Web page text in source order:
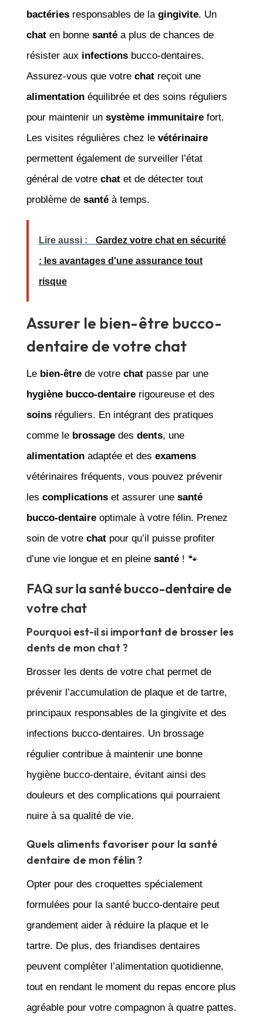
bactériesresponsables de la gingivite. Un
chaten bonne santéa plus de chances de
résister aux infectionsbucco-dentaires.
Assurez-vous que votre chatreçoit une
alimentationéquilibrée et des soins réguliers
pour maintenir un système immunitairefort.
Les visites régulières chez le vétérinaire
permettent également de surveiller l’état
général de votre chatet de détecter tout
problème de santéà temps.
Lire aussi : Gardez votre chat en sécurité
: les avantages d'une assurance tout
risque
Assurer le bien-être bucco-
dentaire de votre chat
Le bien-êtrede votre chatpasse par une
hygiène bucco-dentairerigoureuse et des
soinsréguliers. En intégrant des pratiques
comme le brossagedes dents, une
alimentationadaptée et des examens
vétérinaires fréquents, vous pouvez prévenir
les complicationset assurer une santé
bucco-dentaireoptimale à votre félin. Prenez
soin de votre chatpour qu’il puisse profiter
d’une vie longue et en pleine santé! 🐾
FAQ sur la santé bucco-dentaire de
votre chat
Pourquoi est-il si important de brosser les
dents de mon chat ?
Brosser les dents de votre chat permet de
prévenir l’accumulation de plaque et de tartre,
principaux responsables de la gingivite et des
infections bucco-dentaires. Un brossage
régulier contribue à maintenir une bonne
hygiène bucco-dentaire, évitant ainsi des
douleurs et des complications qui pourraient
nuire à sa qualité de vie.
Quels aliments favoriser pour la santé
dentaire de mon félin ?
Opter pour des croquettes spécialement
formulées pour la santé bucco-dentaire peut
grandement aider à réduire la plaque et le
tartre. De plus, des friandises dentaires
peuvent compléter l’alimentation quotidienne,
tout en rendant le moment du repas encore plus
agréable pour votre compagnon à quatre pattes.